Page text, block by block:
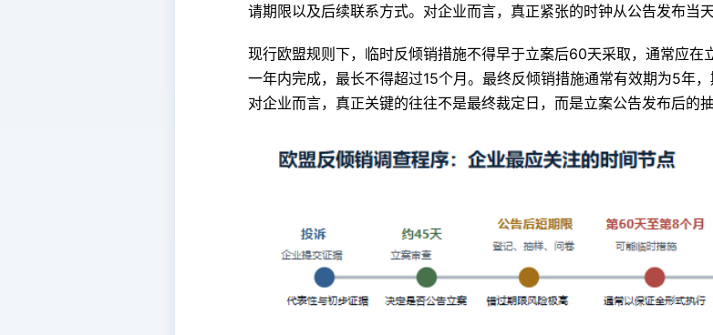
请期限以及后续联系方式。对企业而言，真正紧张的时钟从公告发布当天
现行欧盟规则下，临时反倾销措施不得早于立案后60天采取，通常应在
一年内完成，最长不得超过15个月。最终反倾销措施通常有效期为5年
对企业而言，真正关键的往往不是最终裁定日，而是立案公告发布后的